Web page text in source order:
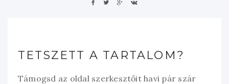
TETSZETT A TARTALOM?
Támogsd az oldal szerkesztőit havi pár szár